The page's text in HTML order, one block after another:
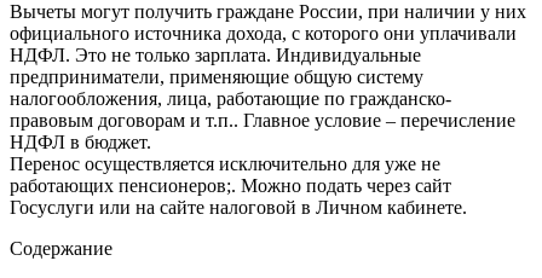
Вычеты могут получить граждане России, при наличии у них
официального источника дохода, с которого они уплачивали
НДФЛ. Это не только зарплата. Индивидуальные
предприниматели, применяющие общую систему
налогообложения, лица, работающие по гражданско-
правовым договорам и т.п.. Главное условие – перечисление
НДФЛ в бюджет.
Перенос осуществляется исключительно для уже не
работающих пенсионеров;. Можно подать через сайт
Госуслуги или на сайте налоговой в Личном кабинете.
Содержание